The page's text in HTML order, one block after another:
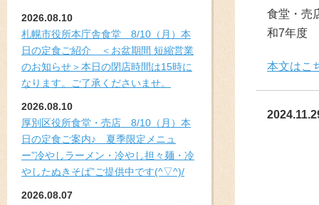
2026.08.10
札幌市役所本庁舎食堂 8/10（月）本
日の定食ご紹介 ＜お盆期間 短縮営業
のお知らせ＞本日の閉店時間は15時に
なります。ご了承くださいませ。
2026.08.10
厚別区役所食堂・売店 8/10（月）本
日の定食ご案内♪ 夏季限定メニュ
ー”冷やしラーメン・冷やし担々麺・冷
やしたぬきそば”ご提供中です(^▽^)/
2026.08.07
食堂・売
和7年度
本文はこ